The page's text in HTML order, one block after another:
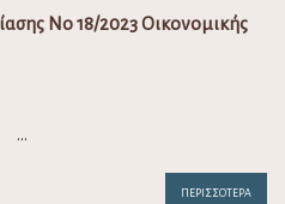
Νο 18/2023 Οικονομικής
…
ΠΕΡΙΣΣΌΤΕΡΑ